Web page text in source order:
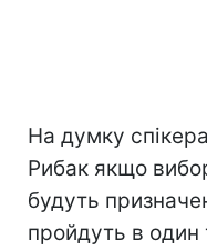
На думку
Рибак якщо
будуть
пройдуть в один